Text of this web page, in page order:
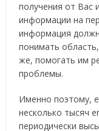
получения от Вас
информации на
информация
понимать
же, помогать им
проблемы.
Именно поэтому,
несколько тысяч
периодически